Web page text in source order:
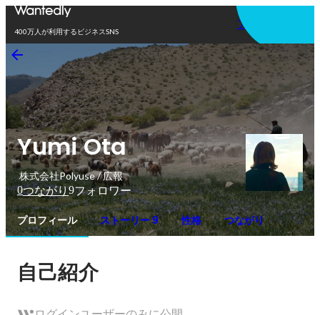
400万人が利用するビジネスSNS
アプリを使う
Yumi Ota
株式会社Polyuse / 広報
0つながり9フォロワー
プロフィール ストーリー 9 性格 つながり
自己紹介